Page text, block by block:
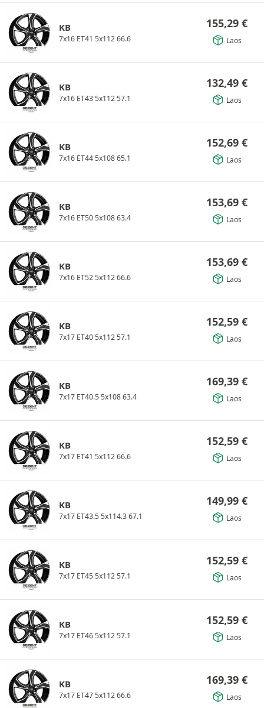
KB
7x16 ET41 5x112 66.6
155,29 €
Laos
KB
7x16 ET43 5x112 57.1
132,49 €
Laos
KB
7x16 ET44 5x108 65.1
152,69 €
Laos
KB
7x16 ET50 5x108 63.4
153,69 €
Laos
KB
7x16 ET52 5x112 66.6
153,69 €
Laos
KB
7x17 ET40 5x112 57.1
152,59 €
Laos
KB
7x17 ET40.5 5x108 63.4
169,39 €
Laos
KB
7x17 ET41 5x112 66.6
152,59 €
Laos
KB
7x17 ET43.5 5x114.3 67.1
149,99 €
Laos
KB
7x17 ET45 5x112 57.1
152,59 €
Laos
KB
7x17 ET46 5x112 57.1
152,59 €
Laos
KB
7x17 ET47 5x112 66.6
169,39 €
Laos